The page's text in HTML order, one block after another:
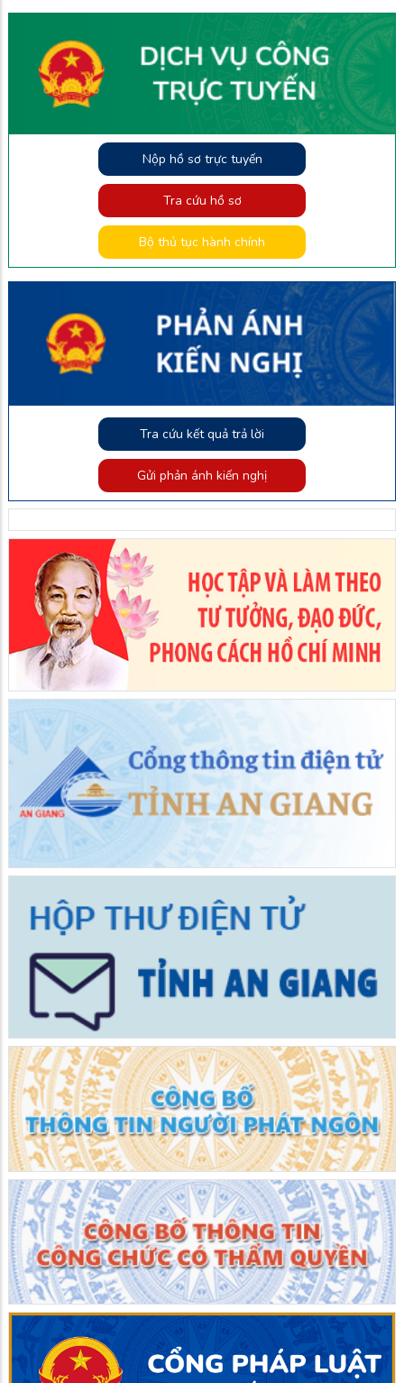
Nộp hồ sơ trực tuyến
Tra cứu hồ sơ
Bộ thủ tục hành chính
Tra cứu kết quả trả lời
Gửi phản ánh kiến nghị